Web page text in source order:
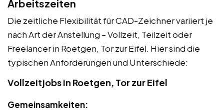
Arbeitszeiten
Die zeitliche Flexibilität für CAD-Zeichner variiert je
nach Art der Anstellung – Vollzeit, Teilzeit oder
Freelancer in Roetgen, Tor zur Eifel. Hier sind die
typischen Anforderungen und Unterschiede:
Vollzeitjobs in Roetgen, Tor zur Eifel
Gemeinsamkeiten: